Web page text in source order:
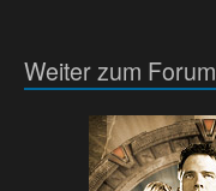
Weiter zum Forum